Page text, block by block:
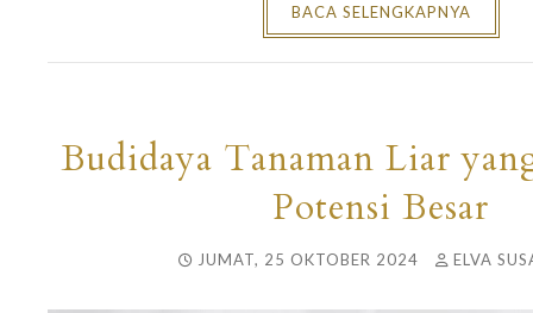
BACA SELENGKAPNYA
Budidaya Tanaman Liar
Potensi Besar
JUMAT, 25 OKTOBER 2024 ELVA